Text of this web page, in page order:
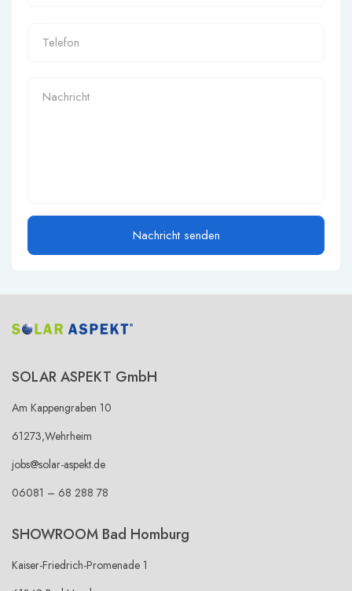
Nachricht senden
SOLAR ASPEKT GmbH
Am Kappengraben 10
61273,Wehrheim
jobs@solar-aspekt.de
06081 – 68 288 78
SHOWROOM Bad Homburg
Kaiser-Friedrich-Promenade 1